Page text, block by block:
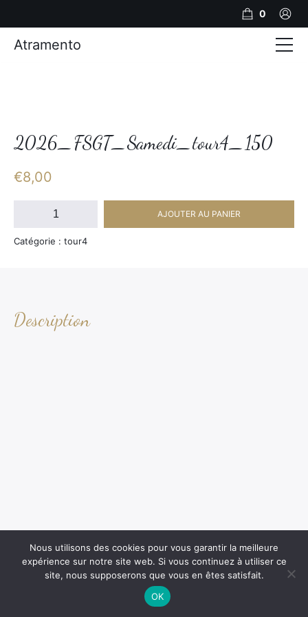
2026_FSGT_Samedi_tour4_150
€8,00
quantité
2026_FSGT_Samedi_tour4_150
AJOUTER AU PANIER
Catégorie : tour4
Description
0
Atramento
Photos
Nous utilisons des cookies pour vous garantir la meilleure
expérience sur notre site web. Si vous continuez à utiliser ce
site, nous supposerons que vous en êtes satisfait.
OK